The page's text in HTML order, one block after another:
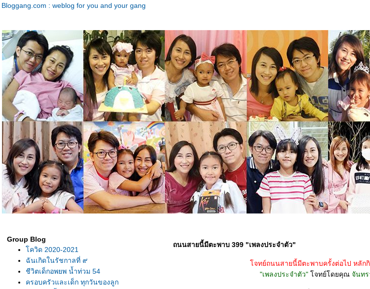
Bloggang.com : weblog for you and your gang
Group Blog
ควิด 2020-2021
ฉันเกิดในรัชกาลที่ ๙
ชีวิตเด็กอพยพ น้ำท่วม 54
ครอบครัวและเด็ก ทุกวันของลูก
ถนนสายนี้มีตะพาบ 399 "เพลงประจำตัว"
จทย์ถนนสายนี้มีตะพาบครั้งต่อไป หลักกิ
"เพลงประจำตัว" จทย์โดยคุณ จันท